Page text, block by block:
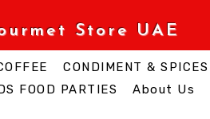
Store UAE
CONDIMENT & SPICES
FOOD PARTIES About Us